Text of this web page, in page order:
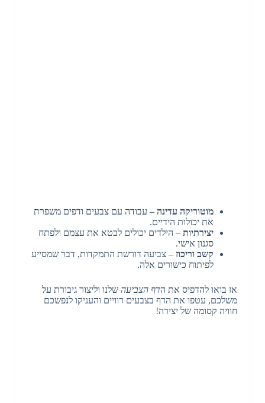
מוטוריקה עדינה– עבודה עם צבעים ודפים משפרת
את יכולות הידיים.
יצירתיות– הילדים יכולים לבטא את עצמם ולפתח
סגנון אישי.
קשב וריכוז– צביעה דורשת התמקדות, דבר שמסייע
לפיתוח כישורים אלה.
אז בואו להדפיס את הדף הצביעהשלנו וליצור גיבורת על
משלכם, עטפו את הדף בצבעים רוויים והעניקו לנפשכם
חוויה קסומה של יצירה!